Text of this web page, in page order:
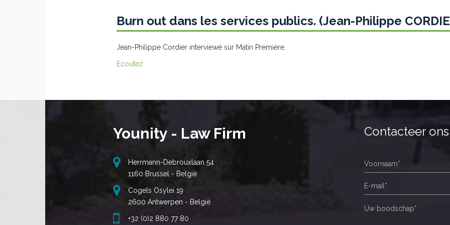
Burn out dans les services publics. (Jean-Philippe
Jean-Philippe Cordier interviewé sur Matin Première.
Ecoutez
Younity - Law Firm
Herrmann-Debrouxlaan 54
1160 Brussel - België
Cogels Osylei 19
2600 Antwerpen - België
+32 (0)2 880 77 80
Contacteer ons